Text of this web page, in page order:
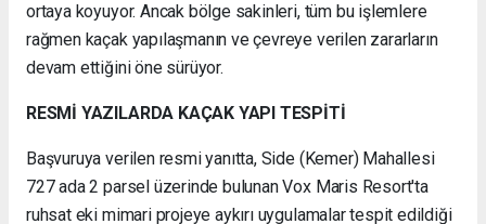
ortaya koyuyor. Ancak bölge sakinleri, tüm bu işlemlere
rağmen kaçak yapılaşmanın ve çevreye verilen zararların
devam ettiğini öne sürüyor.
RESMİ YAZILARDA KAÇAK YAPI TESPİTİ
Başvuruya verilen resmi yanıtta, Side (Kemer) Mahallesi
727 ada 2 parsel üzerinde bulunan Vox Maris Resort'ta
ruhsat eki mimari projeye aykırı uygulamalar tespit edildiği